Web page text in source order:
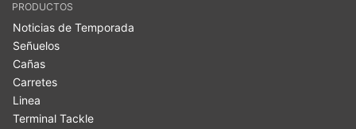
PRODUCTOS
Noticias de Temporada
Señuelos
Cañas
Carretes
Linea
Terminal Tackle